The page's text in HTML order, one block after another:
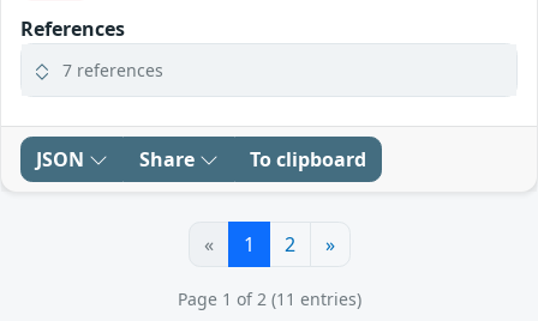
References
7 references
JSON Share To clipboard
« 1 2 »
Page 1 of 2 (11 entries)